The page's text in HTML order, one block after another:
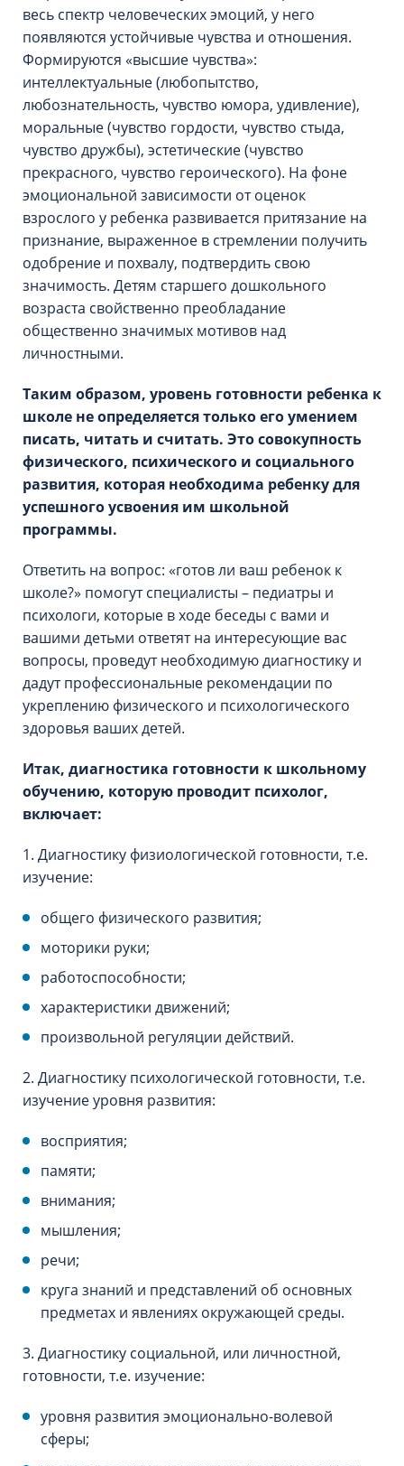
весь спектр человеческих эмоций, у него
появляются устойчивые чувства и отношения.
Формируются «высшие чувства»:
интеллектуальные (любопытство,
любознательность, чувство юмора, удивление),
моральные (чувство гордости, чувство стыда,
чувство дружбы), эстетические (чувство
прекрасного, чувство героического). На фоне
эмоциональной зависимости от оценок
взрослого у ребенка развивается притязание на
признание, выраженное в стремлении получить
одобрение и похвалу, подтвердить свою
значимость. Детям старшего дошкольного
возраста свойственно преобладание
общественно значимых мотивов над
личностными.
Таким образом, уровень готовности ребенка к
школе не определяется только его умением
писать, читать и считать. Это совокупность
физического, психического и социального
развития, которая необходима ребенку для
успешного усвоения им школьной
программы.
Ответить на вопрос: «готов ли ваш ребенок к
школе?» помогут специалисты – педиатры и
психологи, которые в ходе беседы с вами и
вашими детьми ответят на интересующие вас
вопросы, проведут необходимую диагностику и
дадут профессиональные рекомендации по
укреплению физического и психологического
здоровья ваших детей.
Итак, диагностика готовности к школьному
обучению, которую проводит психолог,
включает:
1. Диагностику физиологической готовности, т.е.
изучение:
общего физического развития;
моторики руки;
работоспособности;
характеристики движений;
произвольной регуляции действий.
2. Диагностику психологической готовности, т.е.
изучение уровня развития:
восприятия;
памяти;
внимания;
мышления;
речи;
круга знаний и представлений об основных
предметах и явлениях окружающей среды.
3. Диагностику социальной, или личностной,
готовности, т.е. изучение:
уровня развития эмоционально-волевой
сферы;